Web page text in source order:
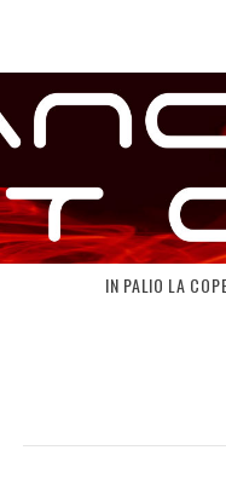
IN PALIO LA